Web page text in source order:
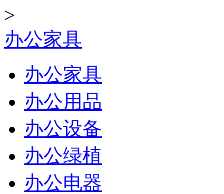
>
办公家具
办公家具
办公用品
办公设备
办公绿植
办公电器